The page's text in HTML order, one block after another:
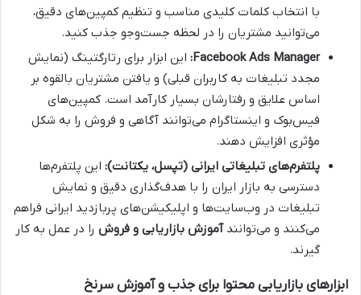
با انتخاب کلمات کلیدی مناسب و تنظیم کمپین‌های دقیق،
می‌توانید مشتریان را در لحظه جست‌وجو جذب کنید.
Facebook Ads Manager: این ابزار برای رتارگتینگ (نمایش
مجدد تبلیغات به کاربران قبلی) و یافتن مشتریان بالقوه بر
اساس علایق و رفتارشان بسیار کارآمد است. کمپین‌های
فیس‌بوک و اینستاگرام می‌توانند آگاهی و فروش را به شکل
مؤثری افزایش دهند.
پلتفرم‌های تبلیغاتی ایرانی (تپسل، یکتانت): این پلتفرم‌ها
دسترسی به بازار ایران را با هدف‌گذاری دقیق و نمایش
تبلیغات در وب‌سایت‌ها و اپلیکیشن‌های پربازدید ایرانی فراهم
می‌کنند و می‌توانندآموزش بازاریابی و فروش را در عمل به کار
گیرند.
ابزارهای بازاریابی محتوا برای جذب و آموزش سرنخ